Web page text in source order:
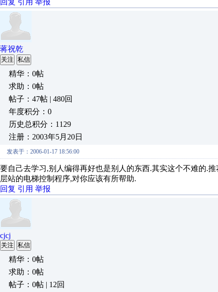
回复 引用 举报
蒋祝乾
关注 私信
精华：0帖
求助：0帖
帖子：47帖 | 480回
年度积分：0
历史总积分：1129
注册：2003年5月20日
发表于：2006-01-17 18:56:00
要自己去学习,别人编得再好也是别人的东西.其实这个不难的.
层站的电梯控制程序,对你应该有所帮助.
回复 引用 举报
cjcj
关注 私信
精华：0帖
求助：0帖
帖子：0帖 | 12回